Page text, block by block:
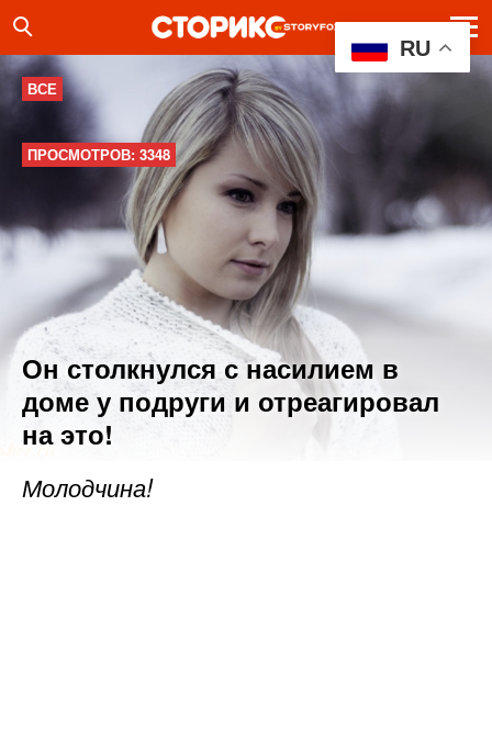
ВСЕ
ПРОСМОТРОВ: 3348
Он столкнулся с насилием в
доме у подруги и отреагировал
на это!
Молодчина!
RU